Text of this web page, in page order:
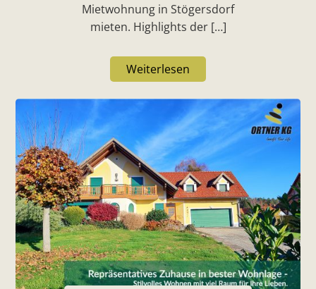
Mietwohnung in Stögersdorf
mieten. Highlights der […]
Weiterlesen